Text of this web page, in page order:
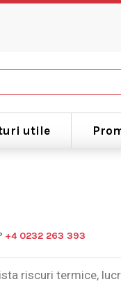
utile
+4 0232 263 393
riscuri termice,